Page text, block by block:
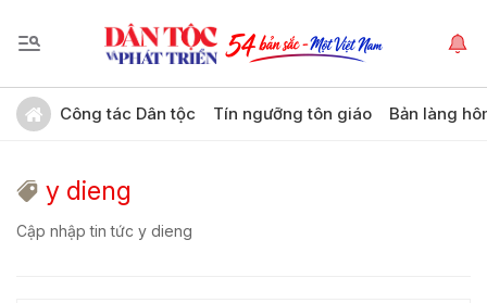
Công tác Dân tộc Tín ngưỡng tôn giáo Bản làng
y dieng
Cập nhập tin tức y dieng